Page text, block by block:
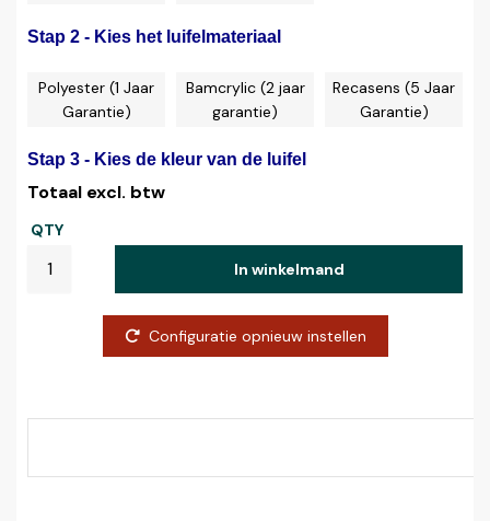
Stap 2 - Kies het luifelmateriaal
Polyester (1 Jaar
Garantie)
Bamcrylic (2 jaar
garantie)
Recasens (5 Jaar
Garantie)
Stap 3 - Kies de kleur van de luifel
Totaal excl. btw
QTY
In winkelmand
Configuratie opnieuw instellen